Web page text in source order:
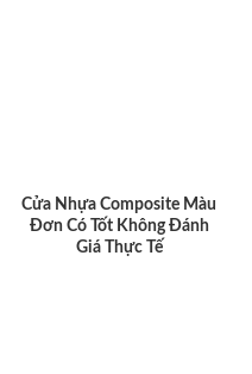
Cửa Nhựa Composite Màu
Đơn Có Tốt Không Đánh
Giá Thực Tế